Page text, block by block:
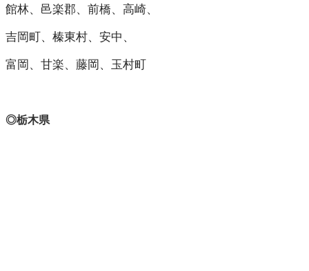
館林、邑楽郡、前橋、高崎、
吉岡町、榛東村、安中、
富岡、甘楽、藤岡、玉村町
◎栃木県